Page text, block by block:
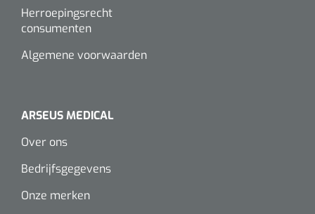
Herroepingsrecht
consumenten
Algemene voorwaarden
ARSEUS MEDICAL
Over ons
Bedrijfsgegevens
Onze merken